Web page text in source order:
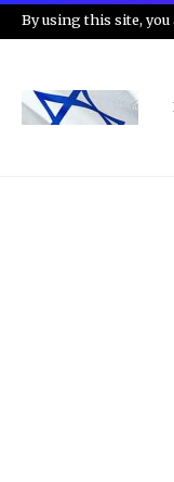
By using this site, you